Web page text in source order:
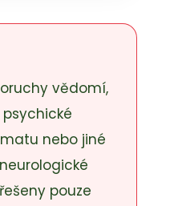
vědomí,
nebo jiné
pouze